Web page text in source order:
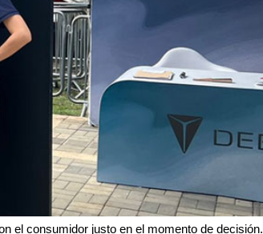
el consumidor justo en el momento de decisión.